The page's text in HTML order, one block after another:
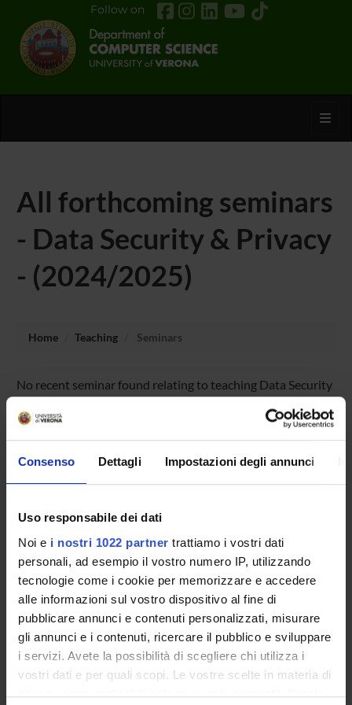
Consenso Dettagli Impostazioni degli annunci
Uso responsabile dei dati
Noi e i nostri 1022 partner trattiamo i vostri dati
personali, ad esempio il vostro numero IP, utilizzando
tecnologie come i cookie per memorizzare e accedere
alle informazioni sul vostro dispositivo al fine di
pubblicare annunci e contenuti personalizzati, misurare
gli annunci e i contenuti, ricercare il pubblico e sviluppare
i servizi. Avete la possibilità di scegliere chi utilizza i
vostri dati e per quali scopi. Le vostre scelte in materia di
privacy sono applicabili solo su questa proprietà digitale
Follow on
All forthcoming seminars
- Data Security & Privacy
- (2024/2025)
Home Teaching Seminars
No recent seminar found relating to teaching Data Security
& Privacy.
PHD PROGRAMMES AND POSTGRADUATE
TRAINING
Contacts
People
Places
Calendar